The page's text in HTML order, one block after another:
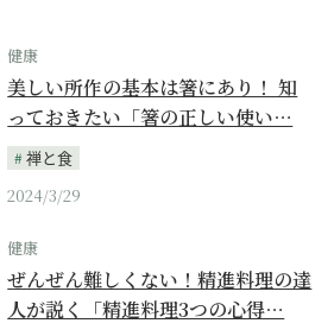
健康
美しい所作の基本は箸にあり！ 知
っておきたい「箸の正しい使い…
禅と食
2024/3/29
健康
ぜんぜん難しくない！精進料理の達
人が説く「精進料理3つの心得…